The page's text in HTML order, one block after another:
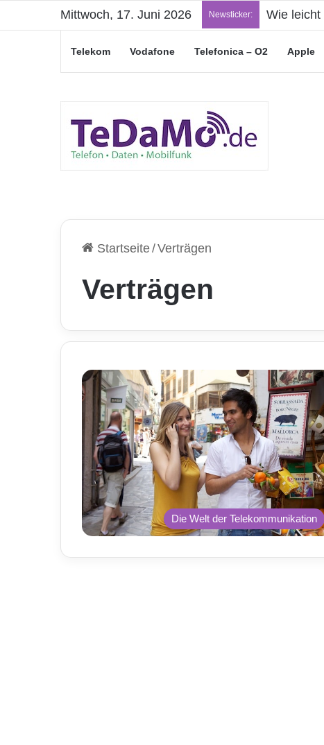
Mittwoch, 17. Juni 2026 Newsticker: Wie leicht
Telekom Vodafone Telefonica – O2 Apple
Startseite/Verträgen
Verträgen
Die Welt der Telekommunikation